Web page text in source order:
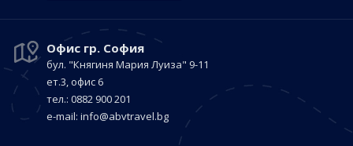
Офис гр. София
бул. "Княгиня Мария Луиза" 9-11
ет.3, офис 6
тел.: 0882 900 201
е-mail: info@abvtravel.bg